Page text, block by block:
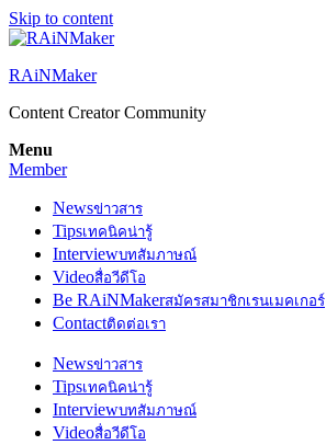
Skip to content
RAiNMaker
Content Creator Community
Menu
Member
Newsข่าวสาร
Tipsเทคนิคน่ารู้
Interviewบทสัมภาษณ์
Videoสื่อวีดีโอ
Be RAiNMakerสมัครสมาชิกเรนเมคเกอร์
Contactติดต่อเรา
Newsข่าวสาร
Tipsเทคนิคน่ารู้
Interviewบทสัมภาษณ์
Videoสื่อวีดีโอ